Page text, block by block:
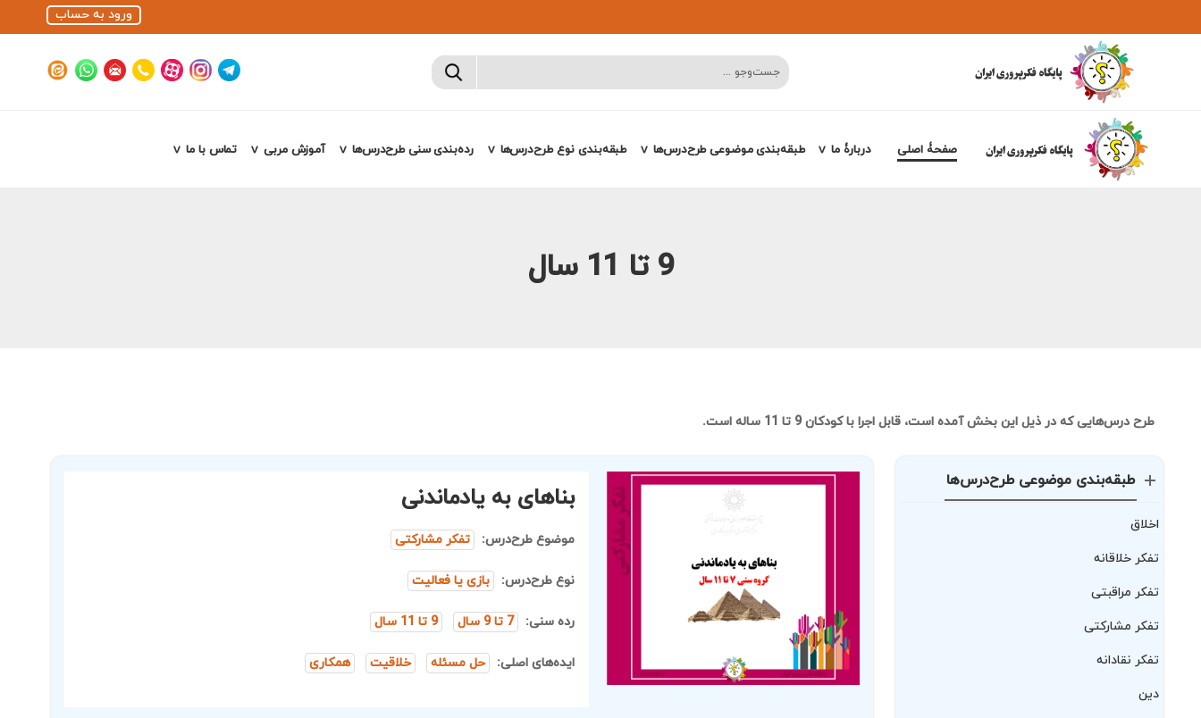
ورود به حساب
صفحۀ اصلی دربارۀ ما طبقه‌بندی موضوعی طرح‌درس‌ها طبقه‌بندی نوع طرح‌درس‌ها رده‌بندی سنی طرح‌درس‌ها آموزش مربی تماس با ما
9 تا 11 سال
طرح درس‌هایی که در ذیل این بخش آمده است، قابل اجرا با کودکان 9 تا 11 ساله است.
طبقه‌بندی موضوعی طرح‌درس‌ها
اخلاق
تفکر خلاقانه
تفکر مراقبتی
تفکر مشارکتی
تفکر نقادانه
دین
بناهای به یادماندنی
موضوع طرح‌درس: تفکر مشارکتی
نوع طرح‌درس: بازی یا فعالیت
رده سنی: 7 تا 9 سال 9 تا 11 سال
ایده‌های اصلی: حل مسئله خلاقیت همکاری